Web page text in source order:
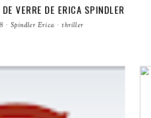
VERRE DE ERICA SPINDLER
· Spindler Erica · thriller